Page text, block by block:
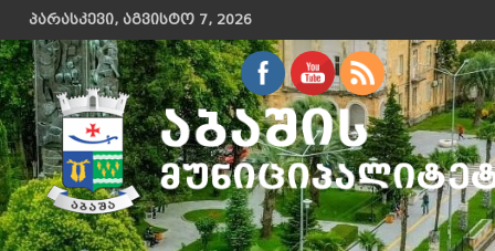
to
content
პარასკევი, აგვისტო 7, 2026